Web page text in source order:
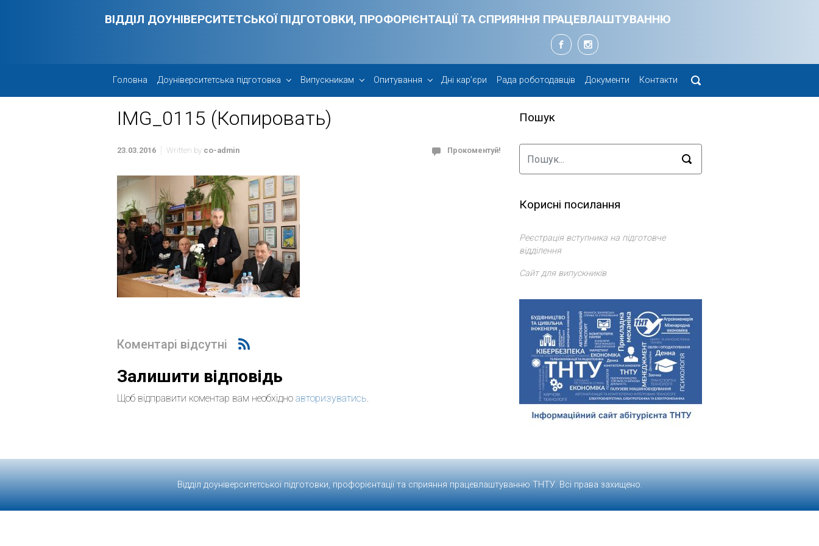
ВІДДІЛ ДОУНІВЕРСИТЕТСЬКОЇ ПІДГОТОВКИ, ПРОФОРІЄНТАЦІЇ ТА СПРИЯННЯ ПРАЦЕВЛАШТУВАННЮ
Головна Доуніверситетська підготовка Випускникам Опитування Дні кар’єри Рада роботодавців Документи Контакти
IMG_0115 (Копировать)
23.03.2016 Written by co-admin Прокоментуй!
Коментарі відсутні
Залишити відповідь
Щоб відправити коментар вам необхідно авторизуватись.
Пошук
Корисні посилання
Реєстрація вступника на підготовче
відділення
Сайт для випускників
Відділ доуніверситетської підготовки, профорієнтації та сприяння працевлаштуванню ТНТУ. Всі права захищено.